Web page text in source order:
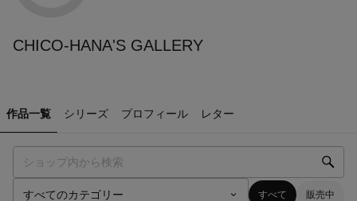
CHICO-HANA'S GALLERY
作品一覧 シリーズ プロフィール レター
すべて 販売中